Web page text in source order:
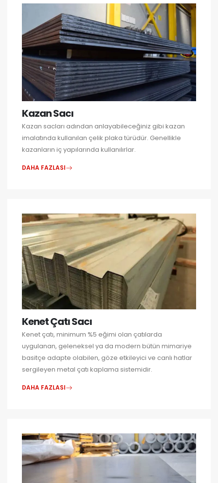
Kazan Sacı
Kazan sacları adından anlayabileceğiniz gibi kazan
imalatında kullanılan çelik plaka türüdür. Genellikle
kazanların iç yapılarında kullanılırlar.
DAHA FAZLASI
Kenet Çatı Sacı
Kenet çatı, minimum %5 eğimi olan çatılarda
uygulanan, geleneksel ya da modern bütün mimariye
basitçe adapte olabilen, göze etkileyici ve canlı hatlar
sergileyen metal çatı kaplama sistemidir.
DAHA FAZLASI